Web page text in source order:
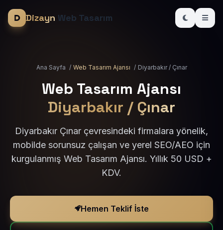
Dizayn Web Tasarım
Ana Sayfa / Web Tasarım Ajansı / Diyarbakır / Çınar
Web Tasarım Ajansı
Diyarbakır / Çınar
Diyarbakır Çınar çevresindeki firmalara yönelik,
mobilde sorunsuz çalışan ve yerel SEO/AEO için
kurgulanmış Web Tasarım Ajansı. Yıllık 50 USD +
KDV.
Hemen Teklif İste